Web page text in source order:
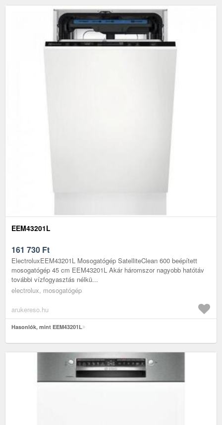
EEM43201L
161 730 Ft
ElectroluxEEM43201L Mosogatógép SatelliteClean 600 beépített
mosogatógép 45 cm EEM43201L Akár háromszor nagyobb hatótáv
további vízfogyasztás nélkü...
electrolux, mosogatógép
arukereso.hu
Hasonlók, mint EEM43201L